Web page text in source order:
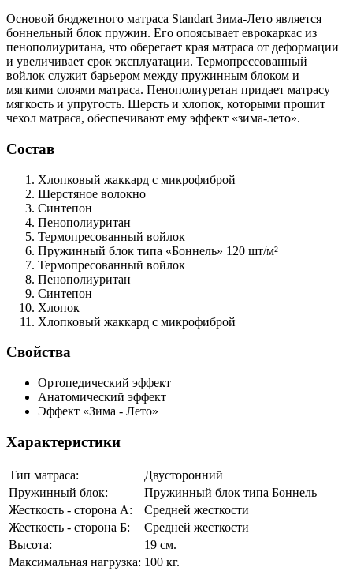
Основой бюджетного матраса Standart Зима-Лето является
боннельный блок пружин. Его опоясывает еврокаркас из
пенополиуритана, что оберегает края матраса от деформации
и увеличивает срок эксплуатации. Термопрессованный
войлок служит барьером между пружинным блоком и
мягкими слоями матраса. Пенополиуретан придает матрасу
мягкость и упругость. Шерсть и хлопок, которыми прошит
чехол матраса, обеспечивают ему эффект «зима-лето».
Состав
Хлопковый жаккард с микрофиброй
Шерстяное волокно
Синтепон
Пенополиуритан
Термопресованный войлок
Пружинный блок типа «Боннель» 120 шт/м²
Термопресованный войлок
Пенополиуритан
Синтепон
Хлопок
Хлопковый жаккард с микрофиброй
Свойства
Ортопедический эффект
Анатомический эффект
Эффект «Зима - Лето»
Характеристики
Тип матраса:
Двусторонний
Пружинный блок:
Пружинный блок типа Боннель
Жесткость - сторона А:
Средней жесткости
Жесткость - сторона Б:
Средней жесткости
Высота:
19 см.
Максимальная нагрузка: 100 кг.